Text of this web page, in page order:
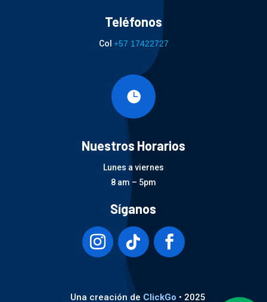
Teléfonos
Col +57 17422727

Nuestros Horarios
Lunes a viernes
8 am – 5pm
Síganos
Una creación de ClickGo • 2025